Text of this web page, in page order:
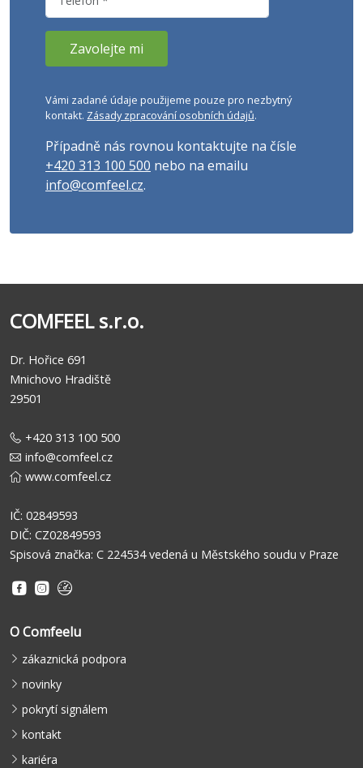
Vámi zadané údaje použijeme pouze pro nezbytný
kontakt. Zásady zpracování osobních údajů.
Případně nás rovnou kontaktujte na čísle
+420 313 100 500 nebo na emailu
info@comfeel.cz.
COMFEEL s.r.o.
Dr. Hořice 691
Mnichovo Hradiště
29501
+420 313 100 500
info@comfeel.cz
www.comfeel.cz
IČ: 02849593
DIČ: CZ02849593
Spisová značka: C 224534 vedená u Městského soudu v Praze
O Comfeelu
zákaznická podpora
novinky
pokrytí signálem
kontakt
kariéra